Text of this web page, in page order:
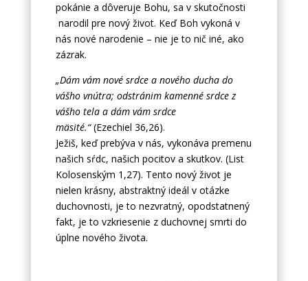
pokánie a dôveruje Bohu, sa v skutočnosti
narodil pre nový život. Keď Boh vykoná v
nás nové narodenie – nie je to nič iné, ako
zázrak.
„Dám vám nové srdce a nového ducha do
vášho vnútra; odstránim kamenné srdce z
vášho tela a dám vám srdce
mäsité.“(Ezechiel 36,26).
Ježiš, keď prebýva v nás, vykonáva premenu
našich sŕdc, našich pocitov a skutkov. (List
Kolosenským 1,27). Tento nový život je
nielen krásny, abstraktný ideál v otázke
duchovnosti, je to nezvratný, opodstatnený
fakt, je to vzkriesenie z duchovnej smrti do
úplne nového života.